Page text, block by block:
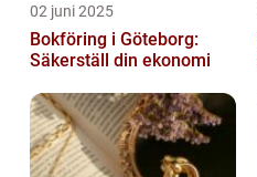
02 juni 2025
Bokföring i Göteborg:
Säkerställ din ekonomi